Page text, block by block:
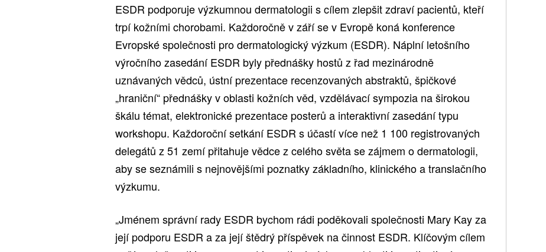
ESDR podporuje výzkumnou dermatologii s cílem zlepšit zdraví pacientů, kteří
trpí kožními chorobami. Každoročně v září se v Evropě koná konference
Evropské společnosti pro dermatologický výzkum (ESDR). Náplní letošního
výročního zasedání ESDR byly přednášky hostů z řad mezinárodně
uznávaných vědců, ústní prezentace recenzovaných abstraktů, špičkové
„hraniční“ přednášky v oblasti kožních věd, vzdělávací sympozia na širokou
škálu témat, elektronické prezentace posterů a interaktivní zasedání typu
workshopu. Každoroční setkání ESDR s účastí více než 1 100 registrovaných
delegátů z 51 zemí přitahuje vědce z celého světa se zájmem o dermatologii,
aby se seznámili s nejnovějšími poznatky základního, klinického a translačního
výzkumu.
„Jménem správní rady ESDR bychom rádi poděkovali společnosti Mary Kay za
její podporu ESDR a za její štědrý příspěvek na činnost ESDR. Klíčovým cílem